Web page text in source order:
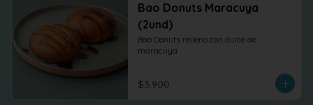
Bao Donuts Maracuya
(2und)
Bao Donuts relleno con dulce de
maracuya
$3.900